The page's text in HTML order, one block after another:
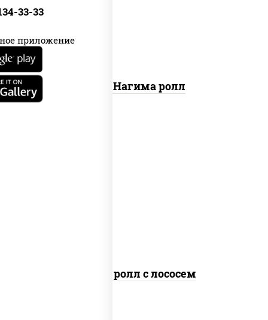
33-33
приложение
Сяке Нагима ролл
Цезарь ролл с лососем